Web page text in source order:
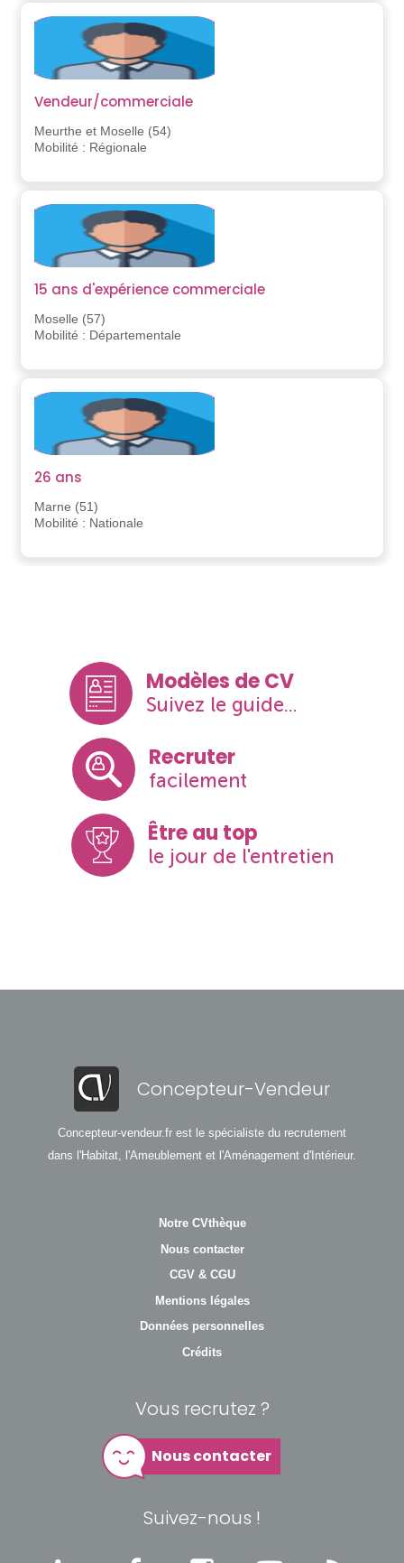
Vendeur/commerciale
Meurthe et Moselle (54)
Mobilité : Régionale
15 ans d'expérience commerciale
Moselle (57)
Mobilité : Départementale
26 ans
Marne (51)
Mobilité : Nationale
Modèles de CV
Suivez le guide...
Recruter
facilement
Être au top
le jour de l'entretien
Concepteur-Vendeur
Concepteur-vendeur.fr est le spécialiste du recrutement
dans l'Habitat, l'Ameublement et l'Aménagement d'Intérieur.
Notre CVthèque
Nous contacter
CGV & CGU
Mentions légales
Données personnelles
Crédits
Vous recrutez ?
Nous contacter
Suivez-nous !